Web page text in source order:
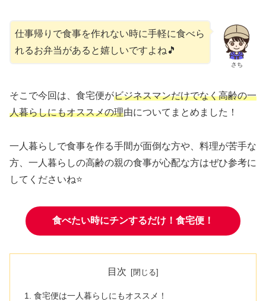
さち
仕事帰りで食事を作れない時に手軽に食べら
れるお弁当があると嬉しいですよね🎵
そこで今回は、食宅便がビジネスマンだけでなく高齢の一
人暮らしにもオススメの理由についてまとめました！
一人暮らしで食事を作る手間が面倒な方や、料理が苦手な
方、一人暮らしの高齢の親の食事が心配な方はぜひ参考に
してくださいね⭐
食べたい時にチンするだけ！食宅便！
目次
食宅便は一人暮らしにもオススメ！